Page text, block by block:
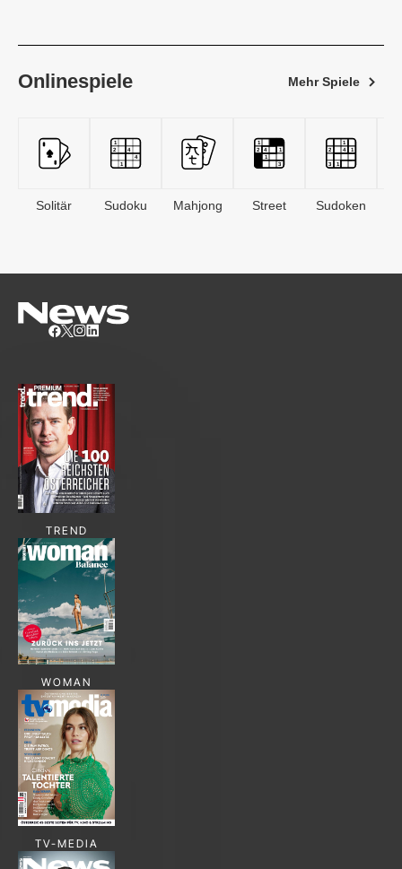
Onlinespiele Mehr Spiele
Solitär Sudoku Mahjong Street Sudoken
TREND
WOMAN
TV-MEDIA